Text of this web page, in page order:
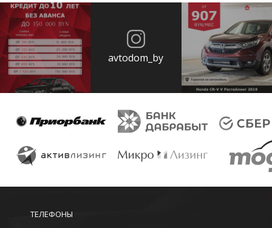
avtodom_by
ТЕЛЕФОНЫ